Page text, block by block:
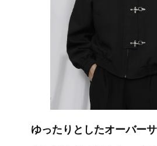
ゆったりとしたオーバー